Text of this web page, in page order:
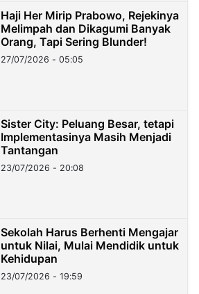
Haji Her Mirip Prabowo, Rejekinya
Melimpah dan Dikagumi Banyak
Orang, Tapi Sering Blunder!
27/07/2026 - 05:05
Sister City: Peluang Besar, tetapi
Implementasinya Masih Menjadi
Tantangan
23/07/2026 - 20:08
Sekolah Harus Berhenti Mengajar
untuk Nilai, Mulai Mendidik untuk
Kehidupan
23/07/2026 - 19:59